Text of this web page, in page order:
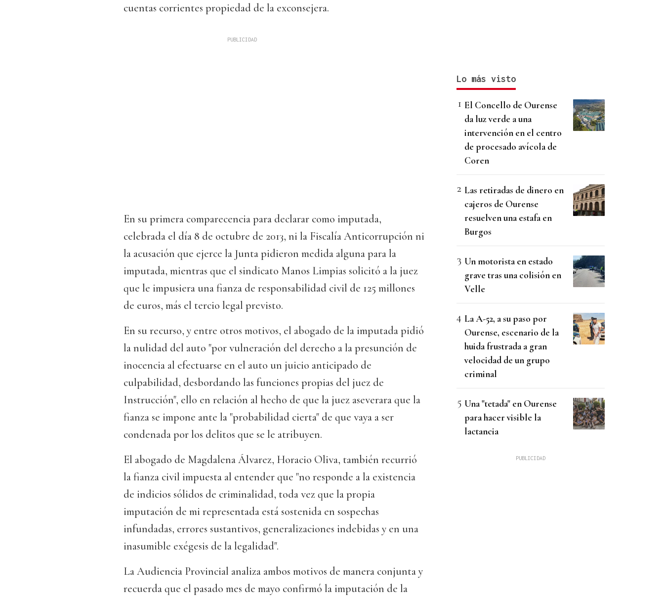
cuentas corrientes propiedad de la exconsejera.
En su primera comparecencia para declarar como imputada,
celebrada el día 8 de octubre de 2013, ni la Fiscalía Anticorrupción ni
la acusación que ejerce la Junta pidieron medida alguna para la
imputada, mientras que el sindicato Manos Limpias solicitó a la juez
que le impusiera una fianza de responsabilidad civil de 125 millones
de euros, más el tercio legal previsto.
En su recurso, y entre otros motivos, el abogado de la imputada pidió
la nulidad del auto "por vulneración del derecho a la presunción de
inocencia al efectuarse en el auto un juicio anticipado de
culpabilidad, desbordando las funciones propias del juez de
Instrucción", ello en relación al hecho de que la juez aseverara que la
fianza se impone ante la "probabilidad cierta" de que vaya a ser
condenada por los delitos que se le atribuyen.
El abogado de Magdalena Álvarez, Horacio Oliva, también recurrió
la fianza civil impuesta al entender que "no responde a la existencia
de indicios sólidos de criminalidad, toda vez que la propia
imputación de mi representada está sostenida en sospechas
infundadas, errores sustantivos, generalizaciones indebidas y en una
inasumible exégesis de la legalidad".
La Audiencia Provincial analiza ambos motivos de manera conjunta y
recuerda que el pasado mes de mayo confirmó la imputación de la
Lo más visto
El Concello de Ourense
da luz verde a una
intervención en el centro
de procesado avícola de
Coren
Las retiradas de dinero en
cajeros de Ourense
resuelven una estafa en
Burgos
Un motorista en estado
grave tras una colisión en
Velle
La A-52, a su paso por
Ourense, escenario de la
huida frustrada a gran
velocidad de un grupo
criminal
Una "tetada" en Ourense
para hacer visible la
lactancia